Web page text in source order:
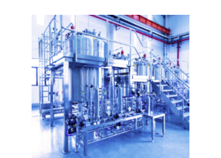
培养基配制及分配系统
补料
灌流系统